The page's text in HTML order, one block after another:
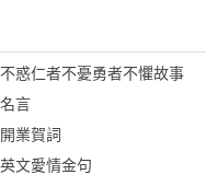
惑仁者不憂勇者不懼故事
言
業賀詞
文愛情金句